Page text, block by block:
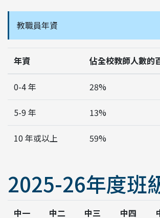
教職員年資
年資 佔全校教師人數的
0-4 年 28%
5-9 年 13%
10 年或以上 59%
2025-26年度班
中一 中二 中三 中四